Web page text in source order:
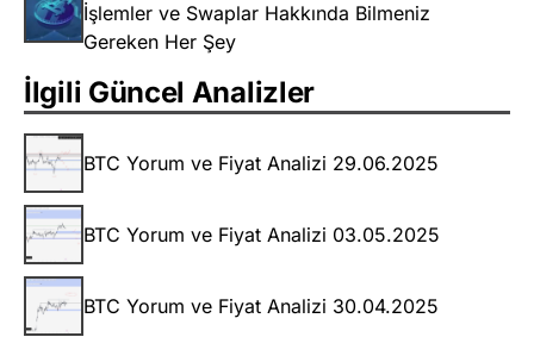
İşlemler ve Swaplar Hakkında Bilmeniz
Gereken Her Şey
İlgili Güncel Analizler
BTC Yorum ve Fiyat Analizi 29.06.2025
BTC Yorum ve Fiyat Analizi 03.05.2025
BTC Yorum ve Fiyat Analizi 30.04.2025